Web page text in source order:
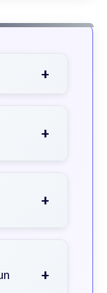
+
y
+
evitar
su
+
+